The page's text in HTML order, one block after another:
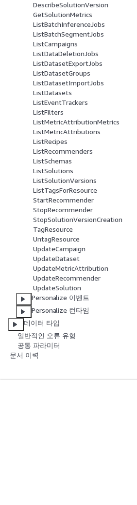
DescribeSolutionVersion
GetSolutionMetrics
ListBatchInferenceJobs
ListBatchSegmentJobs
ListCampaigns
ListDataDeletionJobs
ListDatasetExportJobs
ListDatasetGroups
ListDatasetImportJobs
ListDatasets
ListEventTrackers
ListFilters
ListMetricAttributionMetrics
ListMetricAttributions
ListRecipes
ListRecommenders
ListSchemas
ListSolutions
ListSolutionVersions
ListTagsForResource
StartRecommender
StopRecommender
StopSolutionVersionCreation
TagResource
UntagResource
UpdateCampaign
UpdateDataset
UpdateMetricAttribution
UpdateRecommender
UpdateSolution
Personalize 이벤트
Personalize 런타임
데이터 타입
일반적인 오류 유형
공통 파라미터
문서 이력